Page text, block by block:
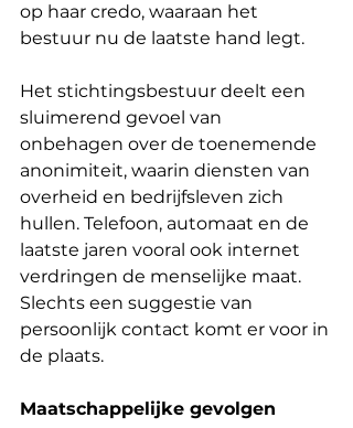
op haar credo, waaraan het
bestuur nu de laatste hand legt.
Het stichtingsbestuur deelt een
sluimerend gevoel van
onbehagen over de toenemende
anonimiteit, waarin diensten van
overheid en bedrijfsleven zich
hullen. Telefoon, automaat en de
laatste jaren vooral ook internet
verdringen de menselijke maat.
Slechts een suggestie van
persoonlijk contact komt er voor in
de plaats.
Maatschappelijke gevolgen